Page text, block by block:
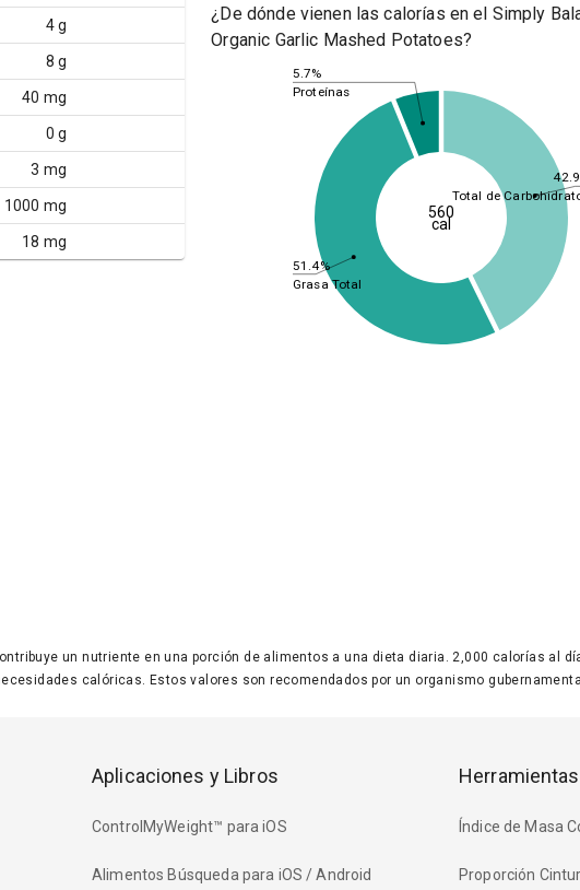
4 g
8 g
40 mg
0 g
3 mg
1000 mg
18 mg
¿De dónde vienen las calorías en el Simply
Organic Garlic Mashed Potatoes?
51.4%
5.7%
Total de
Grasa Total
Proteínas
560
cal
un nutriente en una porción de alimentos a una dieta diaria. 2,000 calorías
calóricas. Estos valores son recomendados por un organismo
Aplicaciones y Libros
ControlMyWeight™ para iOS
Alimentos Búsqueda para iOS / Android
Índice de Masa
Proporción